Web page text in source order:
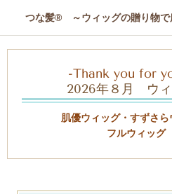
つな髪® ～ウィッグの贈り物で
-Thank you for
2026年８月 ウ
肌優ウィッグ・すずさ
フルウィッ